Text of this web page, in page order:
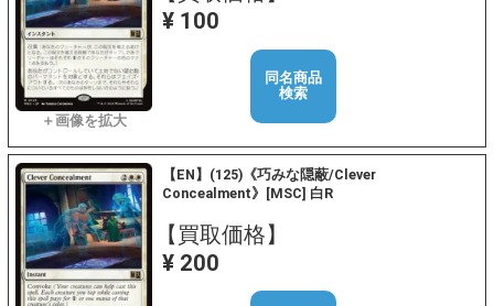
¥ 100
同名商品
検索
【EN】(125)《巧みな隠蔽/Clever
Concealment》[MSC] 白R
【買取価格】
¥ 200